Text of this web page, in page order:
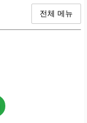
전체 메뉴